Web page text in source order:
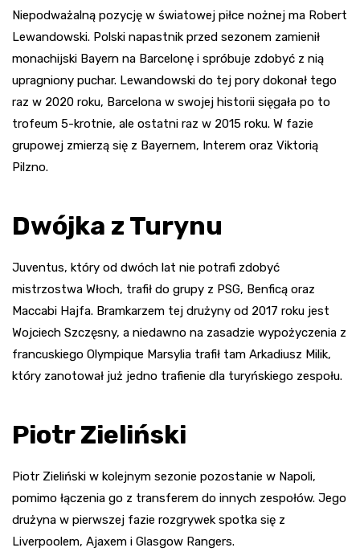
Niepodważalną pozycję w światowej piłce nożnej ma Robert
Lewandowski. Polski napastnik przed sezonem zamienił
monachijski Bayern na Barcelonę i spróbuje zdobyć z nią
upragniony puchar. Lewandowski do tej pory dokonał tego
raz w 2020 roku, Barcelona w swojej historii sięgała po to
trofeum 5-krotnie, ale ostatni raz w 2015 roku. W fazie
grupowej zmierzą się z Bayernem, Interem oraz Viktorią
Pilzno.
Dwójka z Turynu
Juventus, który od dwóch lat nie potrafi zdobyć
mistrzostwa Włoch, trafił do grupy z PSG, Benficą oraz
Maccabi Hajfa. Bramkarzem tej drużyny od 2017 roku jest
Wojciech Szczęsny, a niedawno na zasadzie wypożyczenia z
francuskiego Olympique Marsylia trafił tam Arkadiusz Milik,
który zanotował już jedno trafienie dla turyńskiego zespołu.
Piotr Zieliński
Piotr Zieliński w kolejnym sezonie pozostanie w Napoli,
pomimo łączenia go z transferem do innych zespołów. Jego
drużyna w pierwszej fazie rozgrywek spotka się z
Liverpoolem, Ajaxem i Glasgow Rangers.